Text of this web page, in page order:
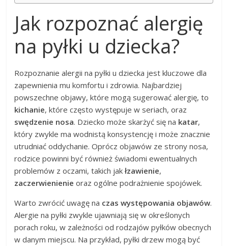
Jak rozpoznać alergię
na pyłki u dziecka?
Rozpoznanie alergii na pyłki u dziecka jest kluczowe dla
zapewnienia mu komfortu i zdrowia. Najbardziej
powszechne objawy, które mogą sugerować alergię, to
kichanie, które często występuje w seriach, oraz
swędzenie nosa. Dziecko może skarżyć się na katar,
który zwykle ma wodnistą konsystencję i może znacznie
utrudniać oddychanie. Oprócz objawów ze strony nosa,
rodzice powinni być również świadomi ewentualnych
problemów z oczami, takich jakłzawienie,
zaczerwienienie oraz ogólne podrażnienie spojówek.
Warto zwrócić uwagę na czas występowania objawów.
Alergie na pyłki zwykle ujawniają się w określonych
porach roku, w zależności od rodzajów pyłków obecnych
w danym miejscu. Na przykład, pyłki drzew mogą być